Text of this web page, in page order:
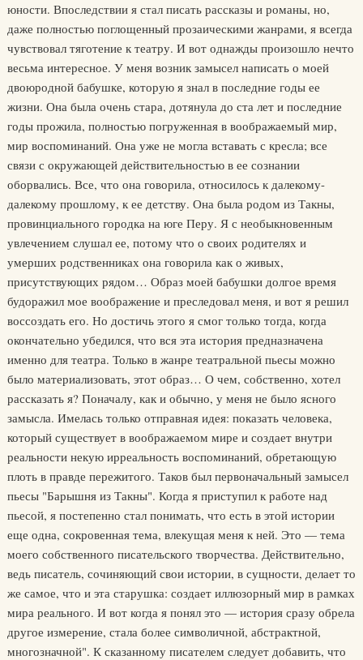
юности. Впоследствии я стал писать рассказы и романы, но,
даже полностью поглощенный прозаическими жанрами, я всегда
чувствовал тяготение к театру. И вот однажды произошло нечто
весьма интересное. У меня возник замысел написать о моей
двоюродной бабушке, которую я знал в последние годы ее
жизни. Она была очень стара, дотянула до ста лет и последние
годы прожила, полностью погруженная в воображаемый мир,
мир воспоминаний. Она уже не могла вставать с кресла; все
связи с окружающей действительностью в ее сознании
оборвались. Все, что она говорила, относилось к далекому-
далекому прошлому, к ее детству. Она была родом из Такны,
провинциального городка на юге Перу. Я с необыкновенным
увлечением слушал ее, потому что о своих родителях и
умерших родственниках она говорила как о живых,
присутствующих рядом… Образ моей бабушки долгое время
будоражил мое воображение и преследовал меня, и вот я решил
воссоздать его. Но достичь этого я смог только тогда, когда
окончательно убедился, что вся эта история предназначена
именно для театра. Только в жанре театральной пьесы можно
было материализовать, этот образ… О чем, собственно, хотел
рассказать я? Поначалу, как и обычно, у меня не было ясного
замысла. Имелась только отправная идея: показать человека,
который существует в воображаемом мире и создает внутри
реальности некую ирреальность воспоминаний, обретающую
плоть в правде пережитого. Таков был первоначальный замысел
пьесы "Барышня из Такны". Когда я приступил к работе над
пьесой, я постепенно стал понимать, что есть в этой истории
еще одна, сокровенная тема, влекущая меня к ней. Это — тема
моего собственного писательского творчества. Действительно,
ведь писатель, сочиняющий свои истории, в сущности, делает то
же самое, что и эта старушка: создает иллюзорный мир в рамках
мира реального. И вот когда я понял это — история сразу обрела
другое измерение, стала более символичной, абстрактной,
многозначной". К сказанному писателем следует добавить, что